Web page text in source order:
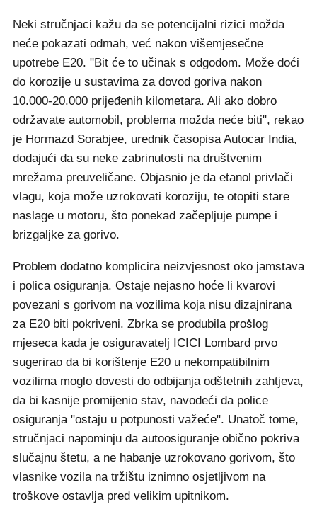
Neki stručnjaci kažu da se potencijalni rizici možda
neće pokazati odmah, već nakon višemjesečne
upotrebe E20. "Bit će to učinak s odgodom. Može doći
do korozije u sustavima za dovod goriva nakon
10.000-20.000 prijeđenih kilometara. Ali ako dobro
održavate automobil, problema možda neće biti", rekao
je Hormazd Sorabjee, urednik časopisa Autocar India,
dodajući da su neke zabrinutosti na društvenim
mrežama preuveličane. Objasnio je da etanol privlači
vlagu, koja može uzrokovati koroziju, te otopiti stare
naslage u motoru, što ponekad začepljuje pumpe i
brizgaljke za gorivo.
Problem dodatno komplicira neizvjesnost oko jamstava
i polica osiguranja. Ostaje nejasno hoće li kvarovi
povezani s gorivom na vozilima koja nisu dizajnirana
za E20 biti pokriveni. Zbrka se produbila prošlog
mjeseca kada je osiguravatelj ICICI Lombard prvo
sugerirao da bi korištenje E20 u nekompatibilnim
vozilima moglo dovesti do odbijanja odštetnih zahtjeva,
da bi kasnije promijenio stav, navodeći da police
osiguranja "ostaju u potpunosti važeće". Unatoč tome,
stručnjaci napominju da autoosiguranje obično pokriva
slučajnu štetu, a ne habanje uzrokovano gorivom, što
vlasnike vozila na tržištu iznimno osjetljivom na
troškove ostavlja pred velikim upitnikom.